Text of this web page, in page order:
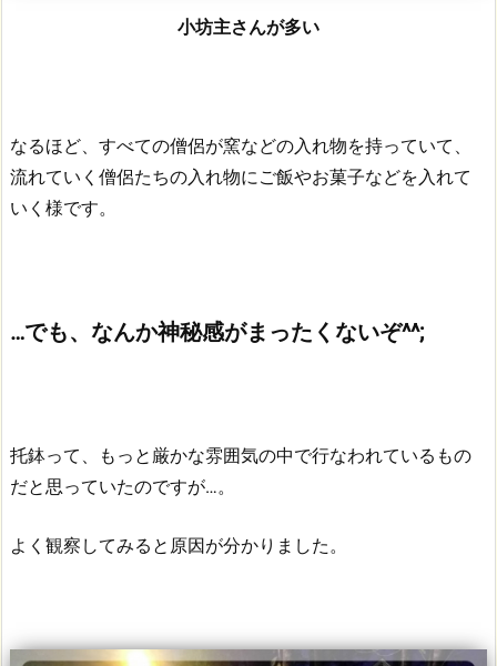
小坊主さんが多い
なるほど、すべての僧侶が窯などの入れ物を持っていて、
流れていく僧侶たちの入れ物にご飯やお菓子などを入れて
いく様です。
…でも、なんか神秘感がまったくないぞ^^;
托鉢って、もっと厳かな雰囲気の中で行なわれているもの
だと思っていたのですが…。
よく観察してみると原因が分かりました。